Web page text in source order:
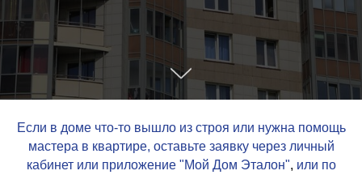
Если в доме что-то вышло из строя или нужна помощь
мастера в квартире, оставьте заявку через личный
кабинет или приложение "Мой Дом Эталон", или по